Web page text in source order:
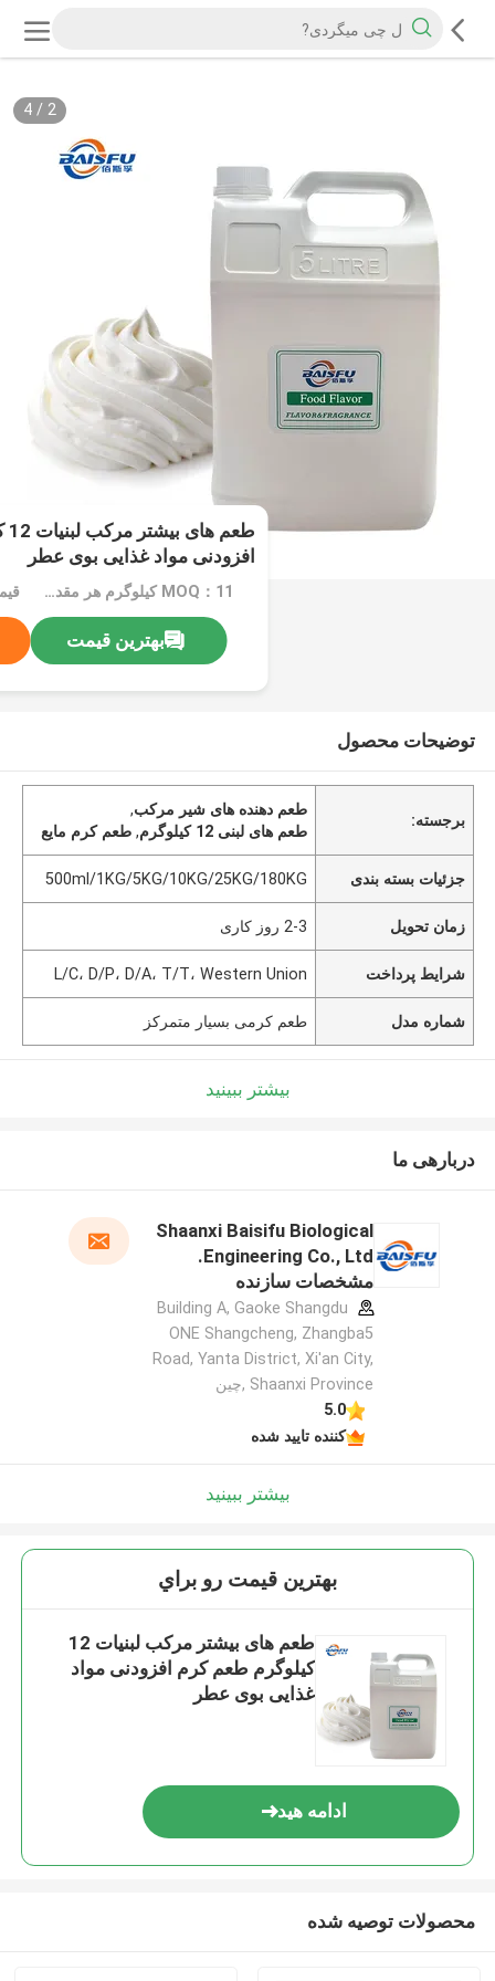
2
/
4
افزودنی مواد غذایی بوی عطر
MOQ：11 کیلوگرم هر مقدار بسته بندی سفارشی بدون حداقل سفارش
بهترین قیمت
توضیحات محصول
برجسته:
طعم دهنده های شیر مرکب,
طعم های لبنی 12 کیلوگرم
,طعم کرم مایع
جزئیات بسته بندی 500ml/1KG/5KG/10KG/25KG/180KG
زمان تحویل 2-3 روز کاری
شرایط پرداخت L/C، D/P، D/A، T/T، Western Union
شماره مدل طعم کرمی بسیار متمرکز
بیشتر ببینید
دربارهی ما
Shaanxi Baisifu Biological
Engineering Co., Ltd.
مشخصات سازنده
Building A, Gaoke Shangdu
ONE Shangcheng, Zhangba5
Road, Yanta District, Xi'an City,
Shaanxi Province ,چین
5.0
کننده تایید شده
بیشتر ببینید
بهترين قيمت رو براي
طعم های بیشتر مرکب لبنیات 12
کیلوگرم طعم کرم افزودنی مواد
غذایی بوی عطر
ادامه هید
محصولات توصیه شده